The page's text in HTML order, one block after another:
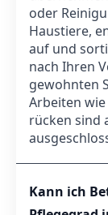
oder
Haustiere,
auf und
nach Ihren
gewohnten
Arbeiten
rücken sind
Kann ich